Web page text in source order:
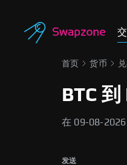
首页 货币
BTC
在 09-08-
发送